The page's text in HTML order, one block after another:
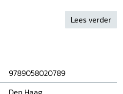
Lees verder
9789058020789